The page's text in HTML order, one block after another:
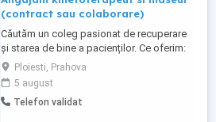
(contract sau colaborare)
Căutăm un coleg pasionat de recuperare
și starea de bine a pacienților. Ce oferim:
Forma de colaborare flexibilă: Contract de
muncă sau Colaborare (PFA SRL). Pachet
salarial motivant (procent sau salariu fix).
Condiții excelente de lucru într-o clinică
Ploiesti, Prahova
5 august
Telefon validat